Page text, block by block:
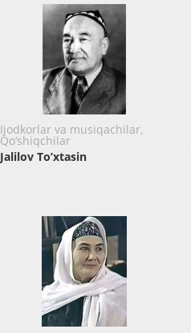
Ijodkorlar va musiqachilar,
Qo‘shiqchilar
Jalilov To’xtasin